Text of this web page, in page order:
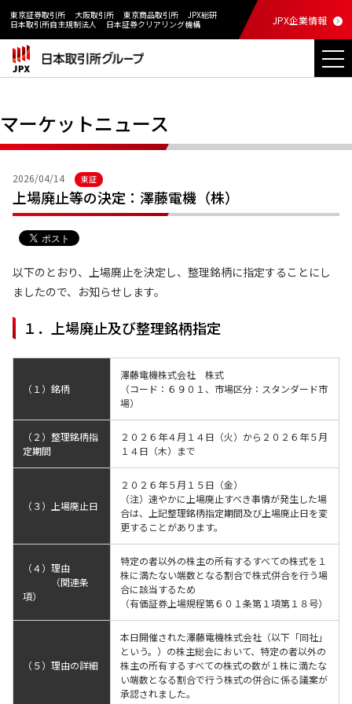
東京証券取引所 大阪取引所 東京商品取引所
JPX総研
日本取引所自主規制法人
日本証券クリアリング機構 JPX企業情報
マーケットニュース
2026/04/14 東証
上場廃止等の決定：澤藤電機（株）
以下のとおり、上場廃止を決定し、整理銘柄に指定することにし
ましたので、お知らせします。
１．上場廃止及び整理銘柄指定
（１）銘柄
澤藤電機株式会社 株式
（コード：６９０１、市場区分：スタンダード市
場）
（２）整理銘柄指
定期間
２０２６年４月１４日（火）から２０２６年５月
１４日（木）まで
（３）上場廃止日
２０２６年５月１５日（金）
（注）速やかに上場廃止すべき事情が発生した場
合は、上記整理銘柄指定期間及び上場廃止日を変
更することがあります。
（４）理由
（関連条
項）
特定の者以外の株主の所有するすべての株式を１
株に満たない端数となる割合で株式併合を行う場
合に該当するため
（有価証券上場規程第６０１条第１項第１８号）
（５）理由の詳細
本日開催された澤藤電機株式会社（以下「同社」
という。）の株主総会において、特定の者以外の
株主の所有するすべての株式の数が１株に満たな
い端数となる割合で行う株式の併合に係る議案が
承認されました。